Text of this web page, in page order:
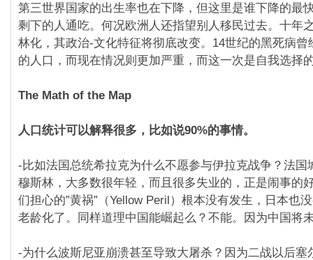
第三世界国家的出生率也在下降，但这里是谁下降的最
剩下的人通吃。何况欧洲人还指望别人移民过去。十年
林化，其政治-文化特征将彻底改变。14世纪的黑死病曾
的人口，而现在情况则更加严重，而这一次是自我选择
The Math of the Map
人口统计可以解释很多，比如说90%的事情。
-比如法国总统希拉克为什么不愿参与伊拉克战争？法国
穆斯林，大多数很年轻，而且很多失业的，正是闹事的
们担心的”黄祸”（Yellow Peril）根本没有发生，日本也
老龄化了。同样道理中国能崛起么？不能。因为中国将
-为什么波斯尼亚崩溃甚至导致大屠杀？因为二战以后塞